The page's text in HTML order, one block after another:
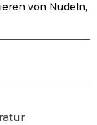
von Nudeln,